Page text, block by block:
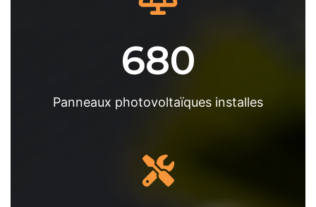
680
Panneaux photovoltaïques installes